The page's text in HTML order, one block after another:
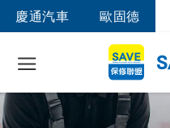
慶通汽車 歐固德